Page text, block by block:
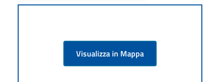
Visualizza in Mappa